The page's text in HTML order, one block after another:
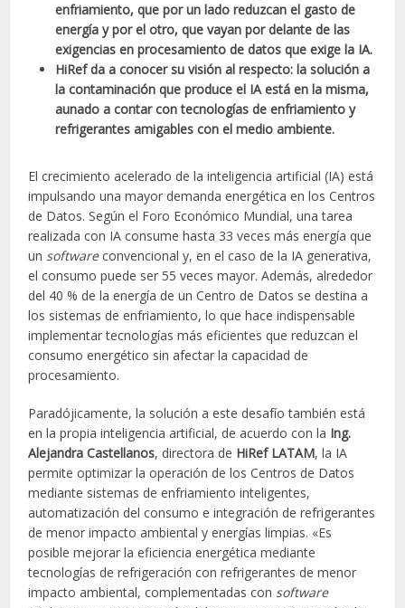
enfriamiento, que por un lado reduzcan el gasto de
energía y por el otro, que vayan por delante de las
exigencias en procesamiento de datos que exige la IA.
HiRef da a conocer su visión al respecto: la solución a
la contaminación que produce el IA está en la misma,
aunado a contar con tecnologías de enfriamiento y
refrigerantes amigables con el medio ambiente.
El crecimiento acelerado de la inteligencia artificial (IA) está
impulsando una mayor demanda energética en los Centros
de Datos. Según el Foro Económico Mundial, una tarea
realizada con IA consume hasta 33 veces más energía que
un softwareconvencional y, en el caso de la IA generativa,
el consumo puede ser 55 veces mayor. Además, alrededor
del 40 % de la energía de un Centro de Datos se destina a
los sistemas de enfriamiento, lo que hace indispensable
implementar tecnologías más eficientes que reduzcan el
consumo energético sin afectar la capacidad de
procesamiento.
Paradójicamente, la solución a este desafío también está
en la propia inteligencia artificial, de acuerdo con la Ing.
Alejandra Castellanos, directora de HiRef LATAM, la IA
permite optimizar la operación de los Centros de Datos
mediante sistemas de enfriamiento inteligentes,
automatización del consumo e integración de refrigerantes
de menor impacto ambiental y energías limpias. «Es
posible mejorar la eficiencia energética mediante
tecnologías de refrigeración con refrigerantes de menor
impacto ambiental, complementadas con software